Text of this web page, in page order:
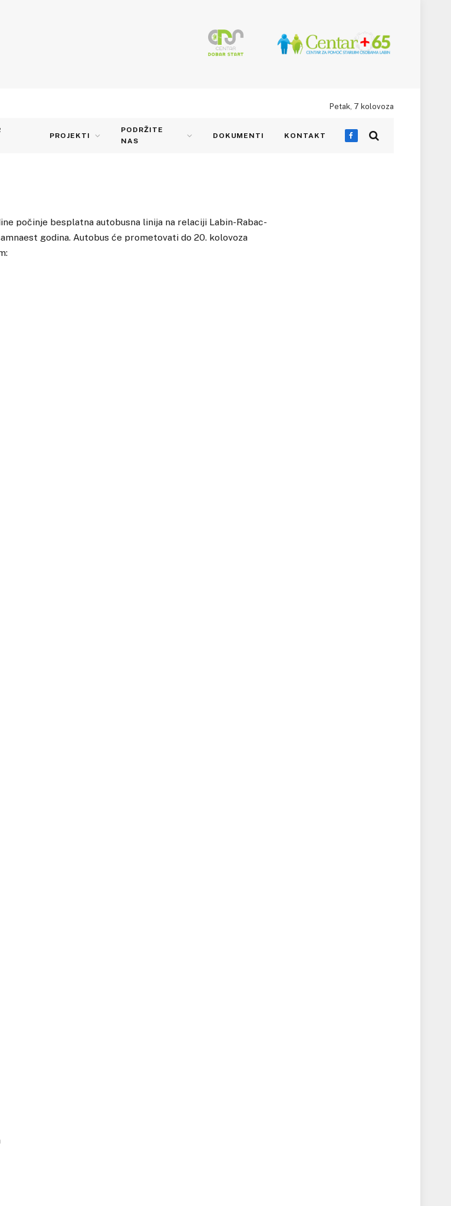
Petak, 7 kolovoza
PROJEKTI
PODRŽITE
NAS
DOKUMENTI KONTAKT
Facebook
učenika u
počinje besplatna autobusna linija na relaciji Labin-Rabac-
godina. Autobus će prometovati do 20. kolovoza